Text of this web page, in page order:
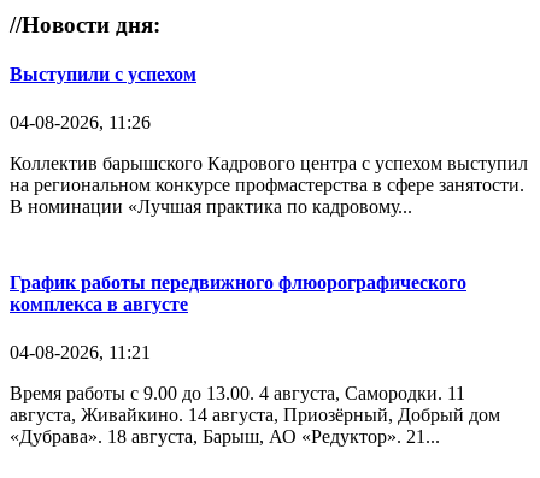
//Новости дня:
Выступили с успехом
04-08-2026, 11:26
Коллектив барышского Кадрового центра с успехом выступил
на региональном конкурсе профмастерства в сфере занятости.
В номинации «Лучшая практика по кадровому...
График работы передвижного флюорографического
комплекса в августе
04-08-2026, 11:21
Время работы с 9.00 до 13.00. 4 августа, Самородки. 11
августа, Живайкино. 14 августа, Приозёрный, Добрый дом
«Дубрава». 18 августа, Барыш, АО «Редуктор». 21...